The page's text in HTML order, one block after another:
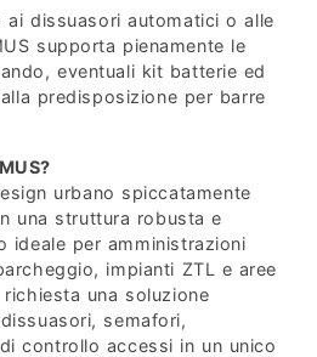
ai dissuasori automatici o alle
supporta pienamente le
eventuali kit batterie ed
predisposizione per barre
urbano spiccatamente
una struttura robusta e
ideale per amministrazioni
impianti ZTL e aree
una soluzione
semafori,
controllo accessi in un unico